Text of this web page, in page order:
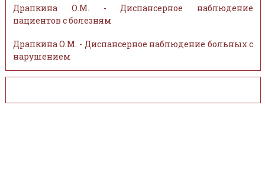
Драпкина О.М. - Диспансерное наблюдение
пациентов с болезням
Драпкина О.М. - Диспансерное наблюдение больных с
нарушением